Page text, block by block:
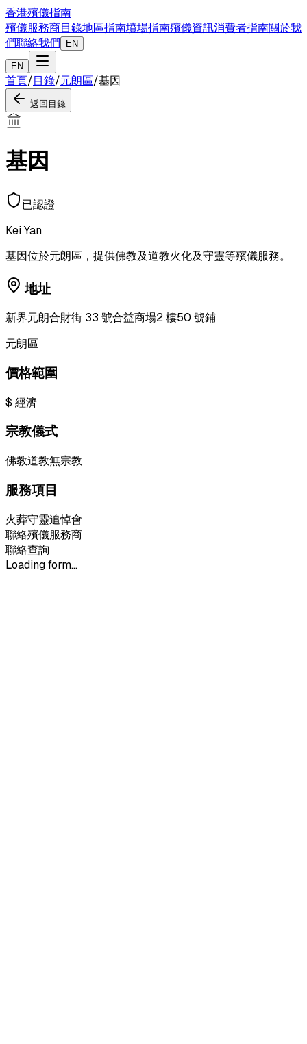
香港殯儀指南
殯儀服務商目錄地區指南墳場指南殯儀資訊消費者指南關於我
們聯絡我們 EN
EN
首頁/目錄/元朗區/基因
返回目錄
基因
已認證
Kei Yan
基因位於元朗區，提供佛教及道教火化及守靈等殯儀服務。
地址
新界元朗合財街 33 號合益商場2 樓50 號鋪
元朗區
價格範圍
$ 經濟
宗教儀式
佛教道教無宗教
服務項目
火葬守靈追悼會
聯絡殯儀服務商
聯絡查詢
Loading form...